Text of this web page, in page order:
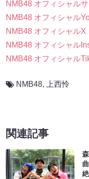
NMB48 オフィシャルサ
NMB48 オフィシャル
NMB48 オフィシャルX
NMB48 オフィシャル
NMB48 オフィシャル
NMB48, 上西怜
関連記事